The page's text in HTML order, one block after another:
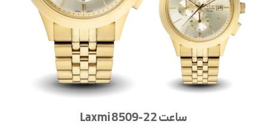
ساعت Laxmi 8509-22